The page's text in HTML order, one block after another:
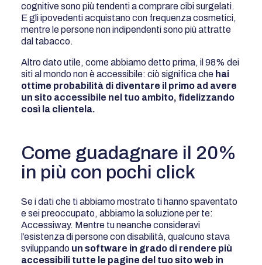
cognitive sono più tendenti a comprare cibi surgelati.
E gli ipovedenti acquistano con frequenza cosmetici,
mentre le persone non indipendenti sono più attratte
dal tabacco.
Altro dato utile, come abbiamo detto prima, il 98% dei
siti al mondo non è accessibile: ciò significa che hai
ottime probabilità di diventare il primo ad avere
un sito accessibile nel tuo ambito, fidelizzando
così la clientela.
Come guadagnare il 20%
in più con pochi click
Se i dati che ti abbiamo mostrato ti hanno spaventato
e sei preoccupato, abbiamo la soluzione per te:
Accessiway. Mentre tu neanche consideravi
l’esistenza di persone con disabilità, qualcuno stava
sviluppando un software in grado di rendere più
accessibili tutte le pagine del tuo sito web in